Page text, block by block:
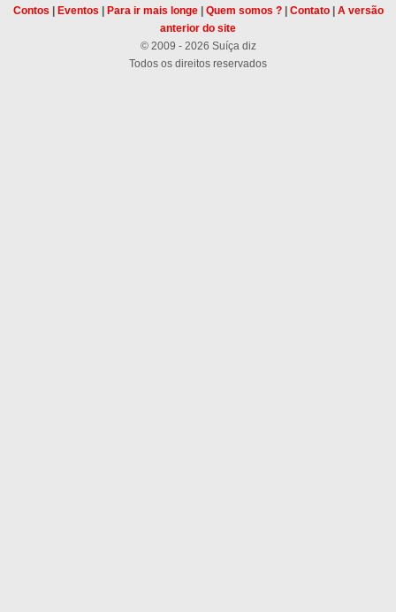
Contos Eventos Para ir mais longe| Quem somos ?| Contato| A versão
anterior do site
© 2009 - 2026 Suíça diz
Todos os direitos reservados